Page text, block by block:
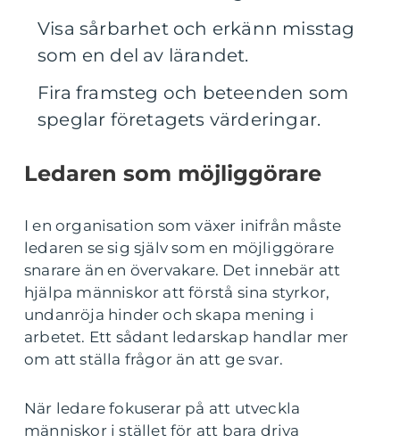
Visa sårbarhet och erkänn misstag
som en del av lärandet.
Fira framsteg och beteenden som
speglar företagets värderingar.
Ledaren som möjliggörare
I en organisation som växer inifrån måste
ledaren se sig själv som en möjliggörare
snarare än en övervakare. Det innebär att
hjälpa människor att förstå sina styrkor,
undanröja hinder och skapa mening i
arbetet. Ett sådant ledarskap handlar mer
om att ställa frågor än att ge svar.
När ledare fokuserar på att utveckla
människor i stället för att bara driva